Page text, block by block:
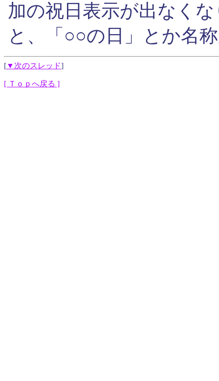
加の祝日表示が出なく
と、「○○の日」とか名
[▼次のスレッド]
[ Ｔｏｐへ戻る ]